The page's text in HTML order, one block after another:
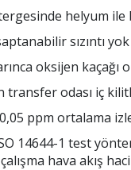
helyum ile
sızıntı yok
oksijen kaçağı
transfer odası iç
ppm ortalama
14644-1 test
hava akış